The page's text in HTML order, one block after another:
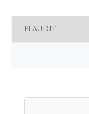
PLAUDIT